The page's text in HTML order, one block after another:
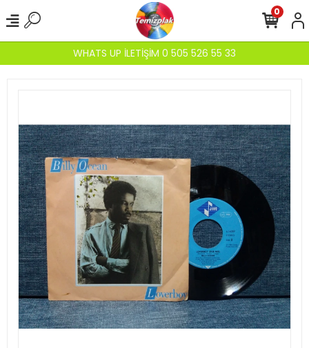
WHATS UP İLETİŞİM 0 505 526 55 33
0